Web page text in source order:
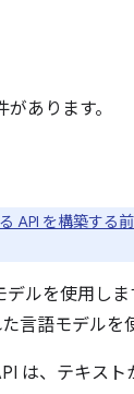
あります。
API を構築する
ルを使用しま
言語モデルを
は、テキスト